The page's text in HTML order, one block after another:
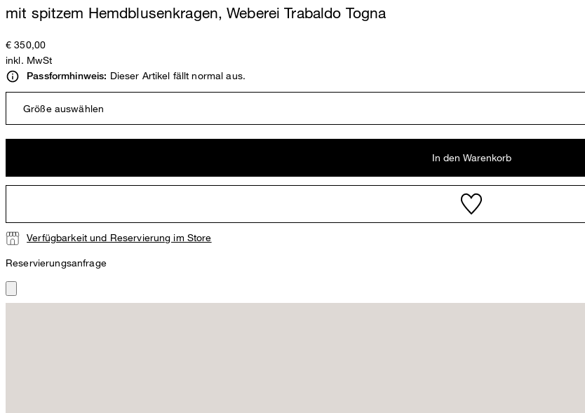
mit spitzem Hemdblusenkragen, Weberei Trabaldo Togna
€ 350,00
inkl. MwSt
Passformhinweis: Dieser Artikel fällt normal aus.
Größe auswählen
In den Warenkorb
Verfügbarkeit und Reservierung im Store
Reservierungsanfrage